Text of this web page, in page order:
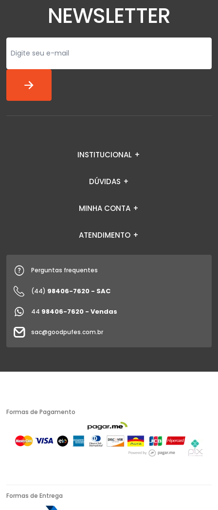
NEWSLETTER
INSTITUCIONAL
DÚVIDAS
MINHA CONTA
ATENDIMENTO
Perguntas frequentes
(44) 98406-7620 - SAC
44 98406-7620 - Vendas
sac@goodpufes.com.br
Formas de Pagamento
Formas de Entrega